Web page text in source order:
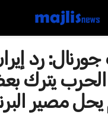
رد
الحرب يترك
يحل مصير